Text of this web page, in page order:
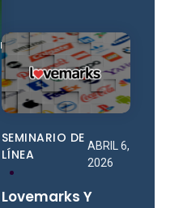
By
ABRIL 6,
2026
SEMINARIO DE
LÍNEA
Lovemarks Y